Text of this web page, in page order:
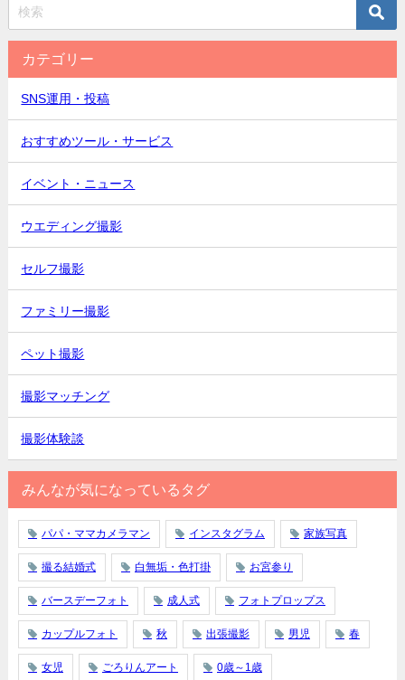
カテゴリー
SNS運用・投稿
おすすめツール・サービス
イベント・ニュース
ウエディング撮影
セルフ撮影
ファミリー撮影
ペット撮影
撮影マッチング
撮影体験談
みんなが気になっているタグ
パパ・ママカメラマン インスタグラム 家族写真
撮る結婚式 白無垢・色打掛 お宮参り
バースデーフォト 成人式 フォトプロップス
カップルフォト 秋 出張撮影 男児 春
女児 ごろりんアート 0歳～1歳